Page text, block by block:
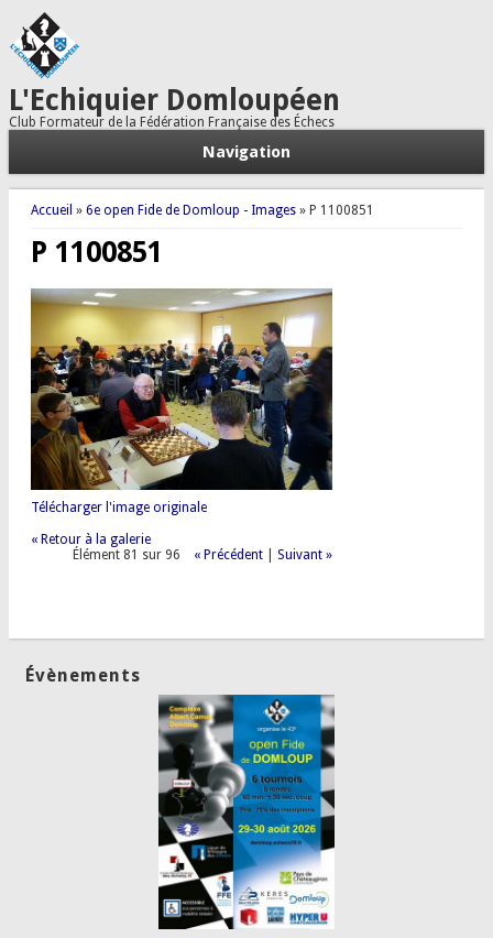
L'Echiquier Domloupéen
Club Formateur de la Fédération Française des Échecs
Navigation
Vous êtes ici
Accueil » 6e open Fide de Domloup - Images» P 1100851
P 1100851
Télécharger l'image originale
« Retour à la galerie
Élément 81 sur 96
« Précédent |Suivant »
Évènements